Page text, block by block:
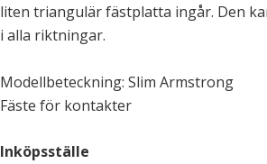
liten triangulär fästplatta ingår. Den
i alla riktningar.
Modellbeteckning: Slim Armstrong
Fäste för kontakter
Inköpsställe